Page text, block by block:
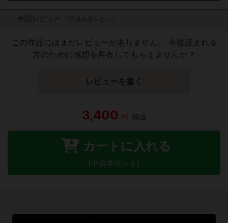
この作品にはまだレビューがありません。 今後読まれる
方のために感想を共有してもらえませんか？
レビューを書く
3,400 円 税込
カートに入れる
(中古本セット)